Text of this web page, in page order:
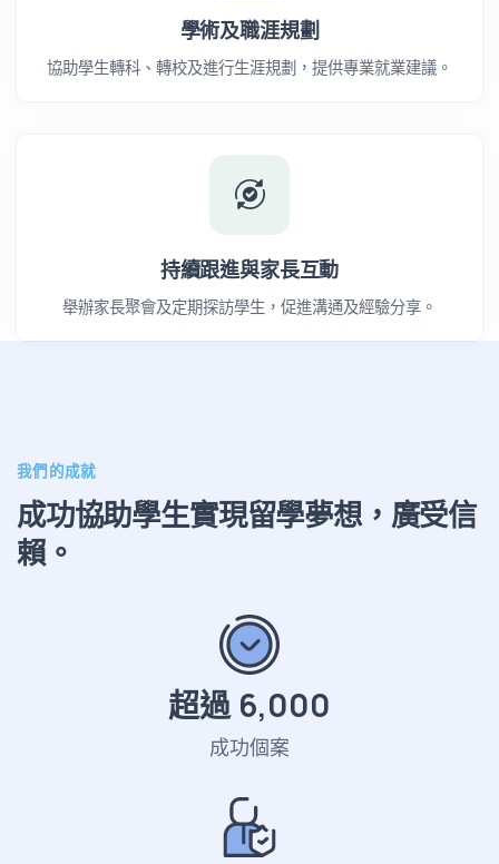
學術及職涯規劃
協助學生轉科、轉校及進行生涯規劃，提供專業就業建議。
持續跟進與家長互動
舉辦家長聚會及定期探訪學生，促進溝通及經驗分享。
我們的成就
成功協助學生實現留學夢想，廣受信
賴。
超過 6,000
成功個案